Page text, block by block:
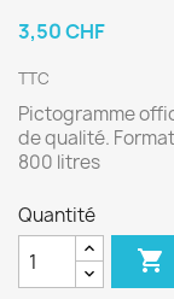
3,50 CHF
TTC
Pictogramme
de qualité.
800 litres
Quantité
